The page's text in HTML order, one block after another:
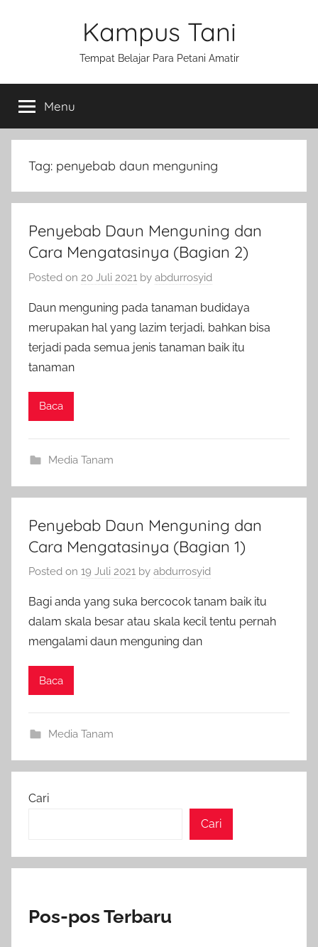
Kampus Tani
Tempat Belajar Para Petani Amatir
Menu
Tag: penyebab daun menguning
Penyebab Daun Menguning dan
Cara Mengatasinya (Bagian 2)
Posted on 20 Juli 2021 by abdurrosyid
Daun menguning pada tanaman budidaya
merupakan hal yang lazim terjadi, bahkan bisa
terjadi pada semua jenis tanaman baik itu
tanaman
Baca
Media Tanam
Penyebab Daun Menguning dan
Cara Mengatasinya (Bagian 1)
Posted on 19 Juli 2021 by abdurrosyid
Bagi anda yang suka bercocok tanam baik itu
dalam skala besar atau skala kecil tentu pernah
mengalami daun menguning dan
Baca
Media Tanam
Cari
Cari
Pos-pos Terbaru